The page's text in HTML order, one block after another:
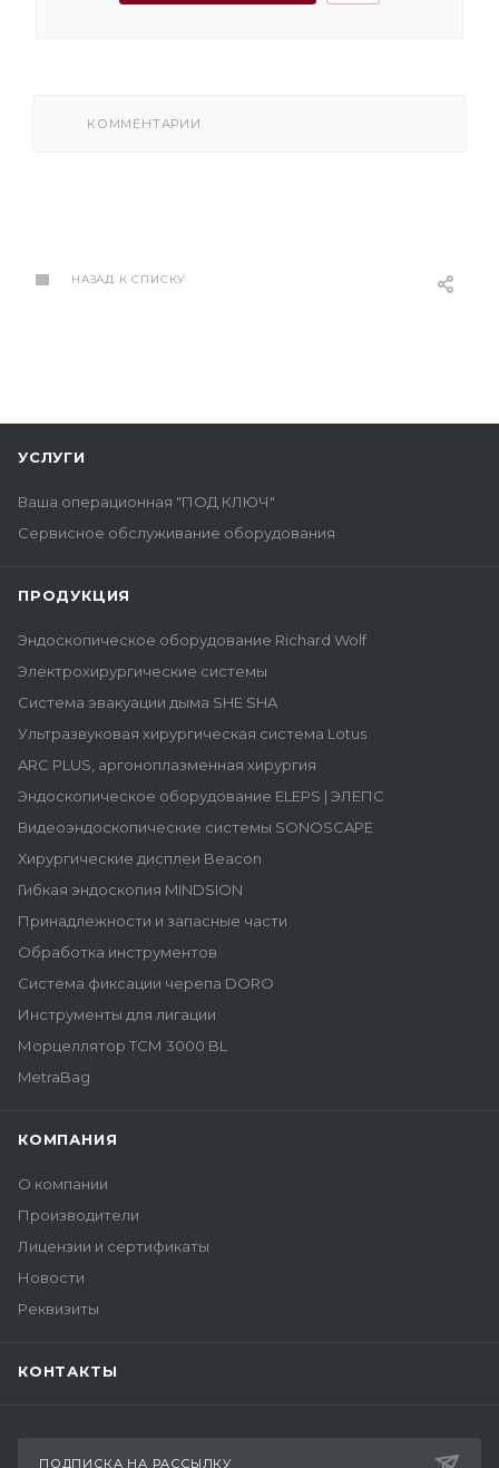
КОММЕНТАРИИ
НАЗАД К СПИСКУ
УСЛУГИ
Ваша операционная "ПОД КЛЮЧ"
Сервисное обслуживание оборудования
ПРОДУКЦИЯ
Эндоскопическое оборудование Richard Wolf
Электрохирургические системы
Система эвакуации дыма SHE SHA
Ультразвуковая хирургическая система Lotus
ARC PLUS, аргоноплазменная хирургия
Эндоскопическое оборудование ELEPS | ЭЛЕПС
Видеоэндоскопические системы SONOSCAPE
Хирургические дисплеи Beacon
Гибкая эндоскопия MINDSION
Принадлежности и запасные части
Обработка инструментов
Система фиксации черепа DORO
Инструменты для лигации
Морцеллятор ТСМ 3000 BL
MetraBag
КОМПАНИЯ
О компании
Производители
Лицензии и сертификаты
Новости
Реквизиты
КОНТАКТЫ
ПОДПИСКА НА РАССЫЛКУ